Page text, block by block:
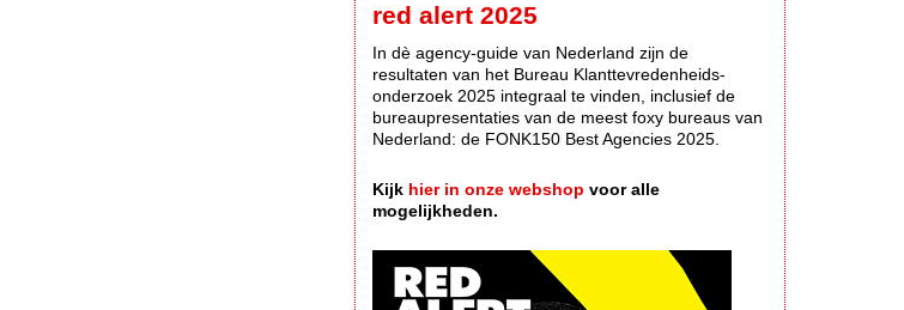
red alert 2025
In dè agency-guide van Nederland zijn de
resultaten van het Bureau Klanttevredenheids-
onderzoek 2025 integraal te vinden, inclusief de
bureaupresentaties van de meest foxy bureaus van
Nederland: de FONK150 Best Agencies 2025.
Kijk hier in onze webshop voor alle
mogelijkheden.